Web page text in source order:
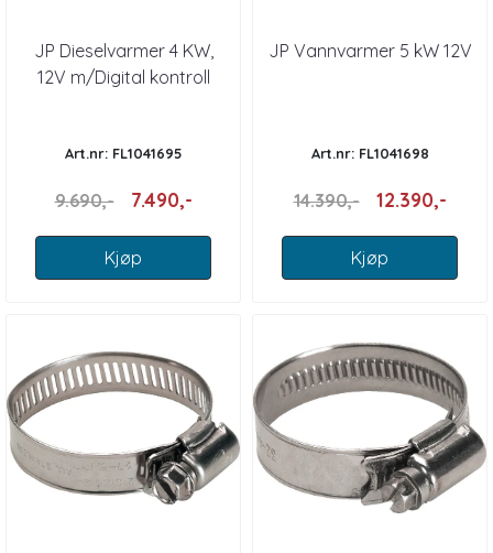
JP Dieselvarmer 4 KW,
12V m/Digital kontroll
Art.nr: FL1041695
9.690,- 7.490,-
Kjøp
JP Vannvarmer 5 kW 12V
Art.nr: FL1041698
14.390,- 12.390,-
Kjøp